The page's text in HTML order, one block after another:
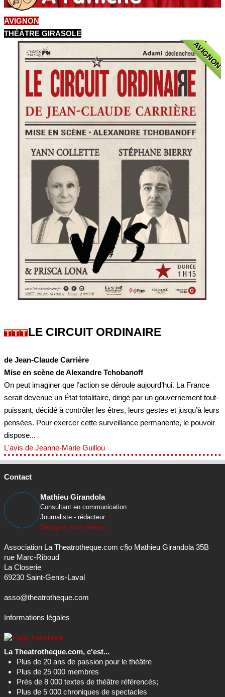
AVIGNON
THÉÂTRE GIRASOLE
AVIGNON
LE CIRCUIT ORDINAIRE
de Jean-Claude Carrière
Mise en scène de Alexandre Tchobanoff
On peut imaginer que l’action se déroule aujourd’hui. La France
serait devenue un État totalitaire, dirigé par un gouvernement tout-
puissant, décidé à contrôler les êtres, leurs gestes et jusqu’à leurs
pensées. Pour exercer cette surveillance permanente, le pouvoir
dispose...
L'avis de Jeanne-Marie Guillou
Contact
Mathieu Girandola
Consultant en communication
Journaliste - rédacteur
Rejoignez mon réseau
Association La Theatrotheque.com c§o Mathieu Girandola 35B
rue Marc-Riboud
La Closerie
69230 Saint-Genis-Laval
asso@theatrotheque.com
Informations légales
La Theatrotheque.com, c'est...
Plus de 20 ans de passion pour le théâtre
Plus de 25 000 membres
Près de 8 000 textes de théâtre référencés;
Plus de 5 000 chroniques de spectacles